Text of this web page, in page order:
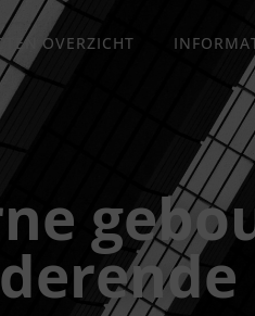
OVERZICHT